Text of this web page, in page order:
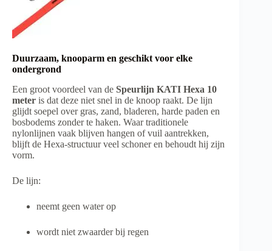
Duurzaam, knooparm en geschikt voor elke
ondergrond
Een groot voordeel van de Speurlijn KATI Hexa 10
meter is dat deze niet snel in de knoop raakt. De lijn
glijdt soepel over gras, zand, bladeren, harde paden en
bosbodems zonder te haken. Waar traditionele
nylonlijnen vaak blijven hangen of vuil aantrekken,
blijft de Hexa-structuur veel schoner en behoudt hij zijn
vorm.
De lijn:
neemt geen water op
wordt niet zwaarder bij regen